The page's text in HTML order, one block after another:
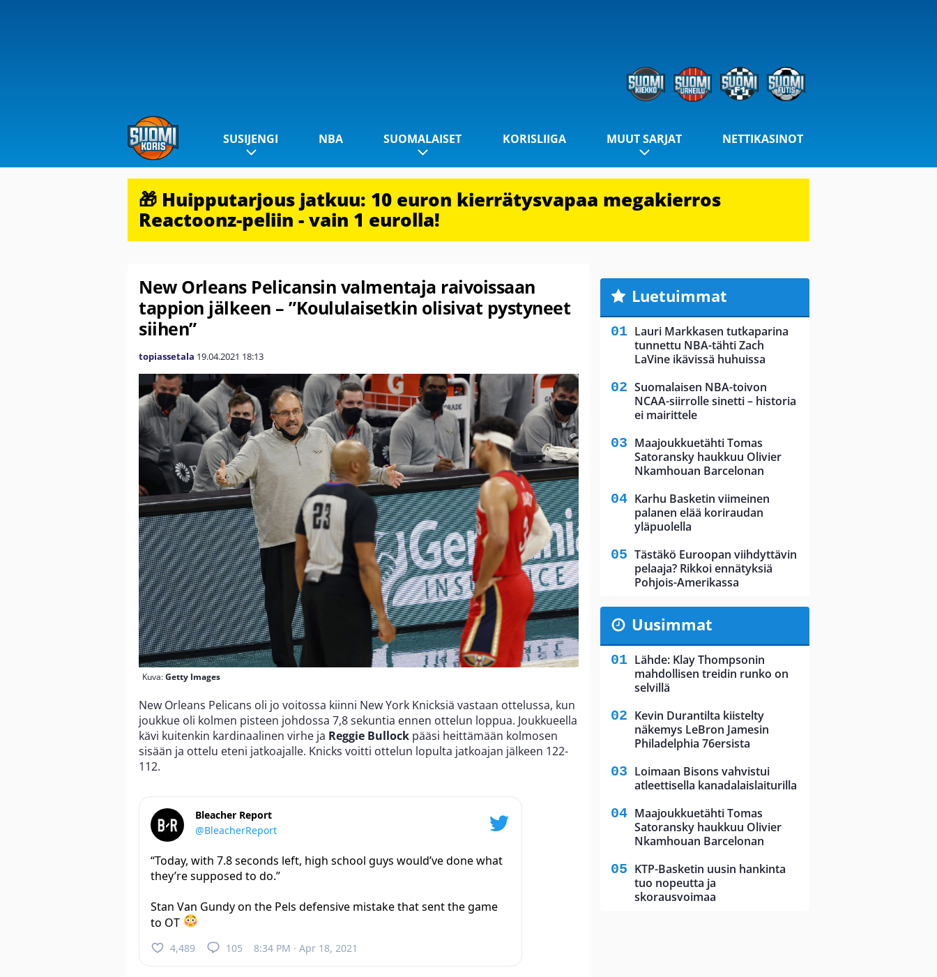
SUSIJENGI NBA SUOMALAISET KORISLIIGA MUUT SARJAT NETTIKASINOT
🎁 Huipputarjous jatkuu: 10 euron kierrätysvapaa megakierros
Reactoonz-peliin - vain 1 eurolla!
New Orleans Pelicansin valmentaja raivoissaan
tappion jälkeen – ”Koululaisetkin olisivat pystyneet
siihen”
topiassetala 19.04.2021 18:13
Kuva:Getty Images
New Orleans Pelicans oli jo voitossa kiinni New York Knicksiä vastaan ottelussa, kun
joukkue oli kolmen pisteen johdossa 7,8 sekuntia ennen ottelun loppua. Joukkueella
kävi kuitenkin kardinaalinen virhe ja Reggie Bullock pääsi heittämään kolmosen
sisään ja ottelu eteni jatkoajalle. Knicks voitti ottelun lopulta jatkoajan jälkeen 122-
112.
Bleacher Report
@BleacherReport
“Today, with 7.8 seconds left, high school guys would’ve done what
they’re supposed to do.”
Stan Van Gundy on the Pels defensive mistake that sent the game
to OT
4,489 105 8:34 PM · Apr 18, 2021
Luetuimmat
Lauri Markkasen tutkaparina
tunnettu NBA-tähti Zach
LaVine ikävissä huhuissa
Suomalaisen NBA-toivon
NCAA-siirrolle sinetti – historia
ei mairittele
Maajoukkuetähti Tomas
Satoransky haukkuu Olivier
Nkamhouan Barcelonan
Karhu Basketin viimeinen
palanen elää koriraudan
yläpuolella
Tästäkö Euroopan viihdyttävin
pelaaja? Rikkoi ennätyksiä
Pohjois-Amerikassa
Uusimmat
Lähde: Klay Thompsonin
mahdollisen treidin runko on
selvillä
Kevin Durantilta kiistelty
näkemys LeBron Jamesin
Philadelphia 76ersista
Loimaan Bisons vahvistui
atleettisella kanadalaislaiturilla
Maajoukkuetähti Tomas
Satoransky haukkuu Olivier
Nkamhouan Barcelonan
KTP-Basketin uusin hankinta
tuo nopeutta ja
skorausvoimaa